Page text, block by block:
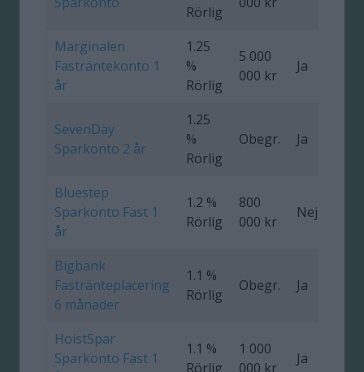
Rörlig
Marginalen
Fasträntekonto 1
år
1.25
%
Rörlig
5 000
000 kr
Ja
SevenDay
Sparkonto 2 år
1.25
%
Rörlig
Obegr. Ja
Bluestep
Sparkonto Fast 1
år
1.2 %
Rörlig
800
000 kr
Nej
Bigbank
Fastränteplacering
6 månader
1.1 %
Rörlig
Obegr. Ja
HoistSpar
Sparkonto Fast 1
1.1 %
Rörlig
1 000
000 kr
Ja